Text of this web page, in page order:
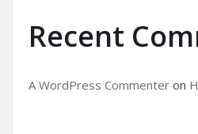
Recent
A WordPress Commenter on